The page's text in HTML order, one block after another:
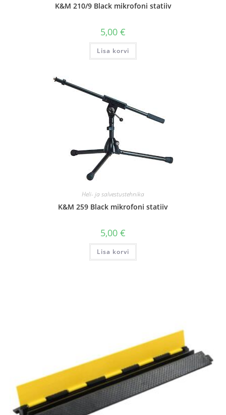
K&M 210/9 Black mikrofoni statiiv
5,00 €
Lisa korvi
Heli- ja salvestustehnika
K&M 259 Black mikrofoni statiiv
5,00 €
Lisa korvi